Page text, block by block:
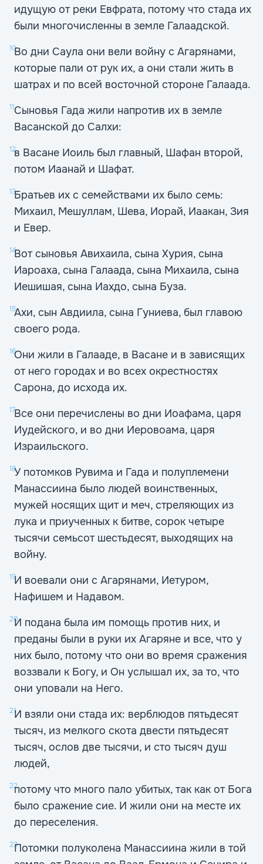
идущую от реки Евфрата, потому что стада их
были многочисленны в земле Галаадской.
10Во дни Саула они вели войну с Агарянами,
которые пали от рук их, а они стали жить в
шатрах и по всей восточной стороне Галаада.
11Сыновья Гада жили напротив их в земле
Васанской до Салхи:
12в Васане Иоиль был главный, Шафан второй,
потом Иаанай и Шафат.
13Братьев их с семействами их было семь:
Михаил, Мешуллам, Шева, Иорай, Иаакан, Зия
и Евер.
14Вот сыновья Авихаила, сына Хурия, сына
Иароаха, сына Галаада, сына Михаила, сына
Иешишая, сына Иахдо, сына Буза.
15Ахи, сын Авдиила, сына Гуниева, был главою
своего рода.
16Они жили в Галааде, в Васане и в зависящих
от него городах и во всех окрестностях
Сарона, до исхода их.
17Все они перечислены во дни Иоафама, царя
Иудейского, и во дни Иеровоама, царя
Израильского.
18У потомков Рувима и Гада и полуплемени
Манассиина было людей воинственных,
мужей носящих щит и меч, стреляющих из
лука и приученных к битве, сорок четыре
тысячи семьсот шестьдесят, выходящих на
войну.
19И воевали они с Агарянами, Иетуром,
Нафишем и Надавом.
20И подана была им помощь против них, и
преданы были в руки их Агаряне и все, что у
них было, потому что они во время сражения
воззвали к Богу, и Он услышал их, за то, что
они уповали на Него.
21И взяли они стада их: верблюдов пятьдесят
тысяч, из мелкого скота двести пятьдесят
тысяч, ослов две тысячи, и сто тысяч душ
людей,
22потому что много пало убитых, так как от Бога
было сражение сие. И жили они на месте их
до переселения.
23Потомки полуколена Манассиина жили в той